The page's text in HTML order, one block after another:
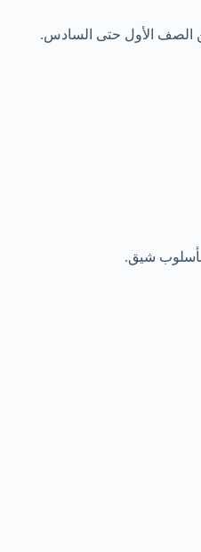
الصف الأول حتى السادس.
بأسلوب شيق.